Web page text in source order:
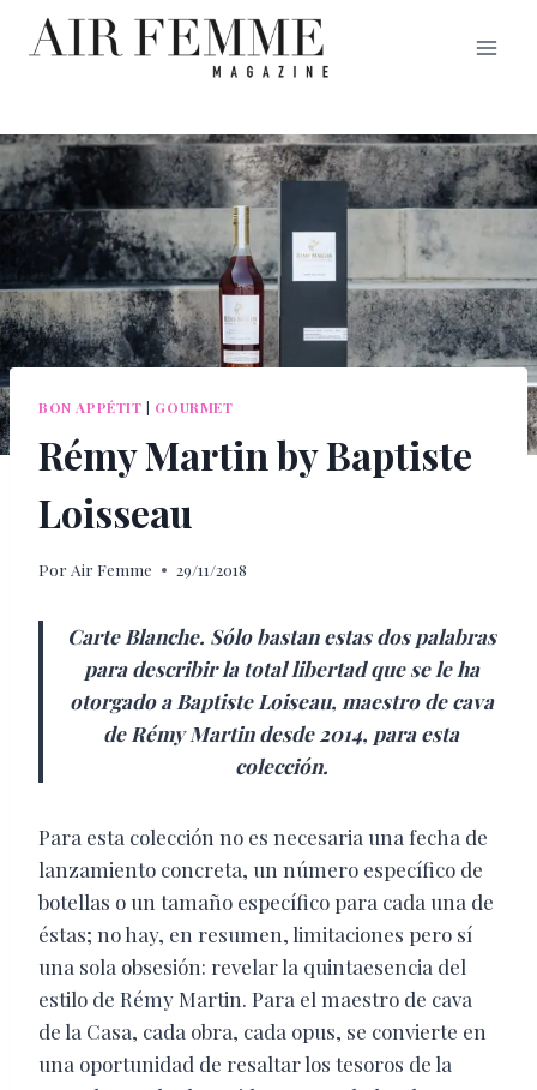
Saltar
BON APPÉTIT | GOURMET
Rémy Martin by Baptiste
Loisseau
Por Air Femme 29/11/2018
Carte Blanche. Sólo bastan estas dos palabras
para describir la total libertad que se le ha
otorgado a Baptiste Loiseau, maestro de cava
de Rémy Martin desde 2014, para esta
colección.
Para esta colección no es necesaria una fecha de
lanzamiento concreta, un número específico de
botellas o un tamaño específico para cada una de
éstas; no hay, en resumen, limitaciones pero sí
una sola obsesión: revelar la quintaesencia del
estilo de Rémy Martin. Para el maestro de cava
de la Casa, cada obra, cada opus, se convierte en
una oportunidad de resaltar los tesoros de la